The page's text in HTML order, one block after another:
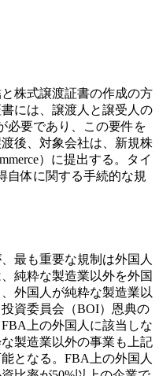
株式譲渡証書の作成の方
には、譲渡人と譲受人の
必要であり、この要件を
後、対象会社は、新規株
）に提出する。タイ
自体に関する手続的な規
最も重要な規制は外国人
純粋な製造業以外を外国
外国人が純粋な製造業以
資委員会（BOI）恩典の
上の外国人に該当しな
製造業以外の事業も上記
となる。FBA上の外国人